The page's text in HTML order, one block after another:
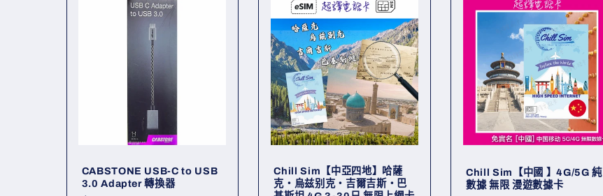
CABSTONE USB-C to USB
3.0 Adapter 轉換器
Chill Sim【中亞四地】哈薩
克・烏兹别克・吉爾吉斯・巴
Chill Sim【中國 】4G/5G 純
數據 無限 漫遊數據卡